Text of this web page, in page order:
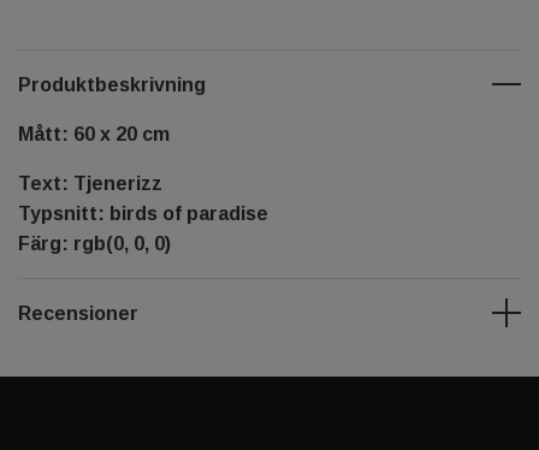
Produktbeskrivning
Mått: 60 x 20 cm
Text: Tjenerizz
Typsnitt: birds of paradise
Färg: rgb(0, 0, 0)
Recensioner